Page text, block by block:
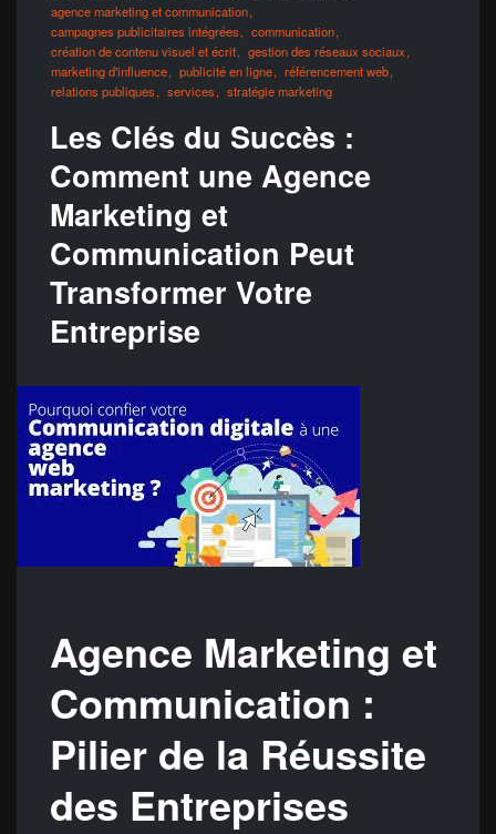
agence marketing et communication
campagnes publicitaires intégrées
communication
création de contenu visuel et écrit
gestion des réseaux sociaux
marketing d'influence
publicité en ligne
référencement web
relations publiques
services stratégie marketing
Les Clés du Succès :
Comment une Agence
Marketing et
Communication Peut
Transformer Votre
Entreprise
Agence Marketing et
Communication :
Pilier de la Réussite
des Entreprises